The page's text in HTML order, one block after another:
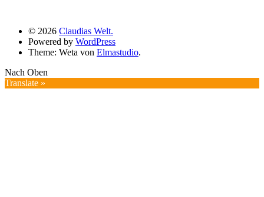
© 2026 Claudias Welt.
Powered by WordPress
Theme: Weta von Elmastudio.
Nach Oben
Translate »